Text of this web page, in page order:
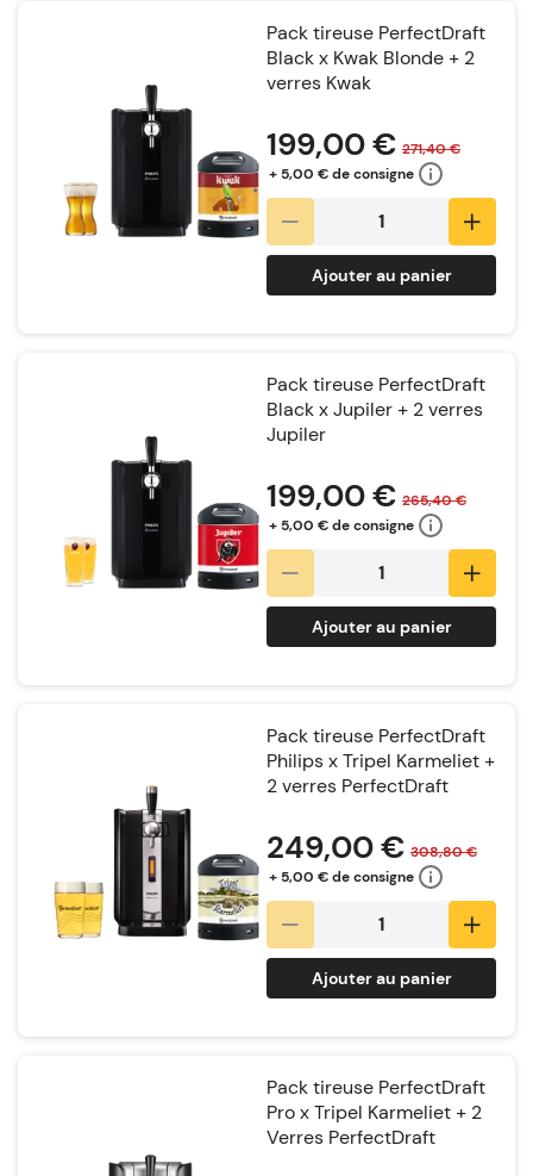
Pack tireuse PerfectDraft
Black x Kwak Blonde + 2
verres Kwak
199,00 € 271,40 €
+ 5,00 € de consigne
Ajouter au panier
Pack tireuse PerfectDraft
Black x Jupiler + 2 verres
Jupiler
199,00 € 265,40 €
+ 5,00 € de consigne
Ajouter au panier
Pack tireuse PerfectDraft
Philips x Tripel Karmeliet +
2 verres PerfectDraft
249,00 € 308,80 €
+ 5,00 € de consigne
Ajouter au panier
Pack tireuse PerfectDraft
Pro x Tripel Karmeliet + 2
Verres PerfectDraft